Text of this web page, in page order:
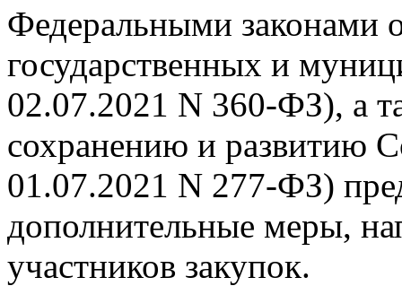
Федеральными законами
государственных и
02.07.2021 N 360-ФЗ), а
сохранению и развитию
01.07.2021 N 277-ФЗ)
дополнительные меры,
участников закупок.